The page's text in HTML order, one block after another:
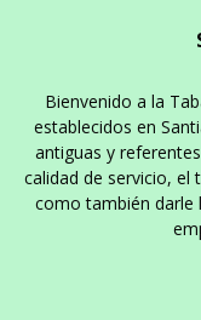
Bienvenido a la
establecidos en
antiguas y
calidad de servicio, el
como también darle